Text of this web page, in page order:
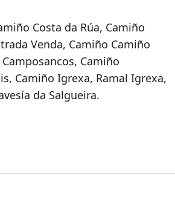
Costa da Rúa, Camiño
Venda, Camiño Camiño
Camiño
Camiño Igrexa, Ramal Igrexa,
da Salgueira.